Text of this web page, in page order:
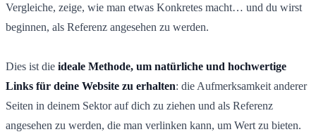
Vergleiche, zeige, wie man etwas Konkretes macht… und du wirst
beginnen, als Referenz angesehen zu werden.
Dies ist die ideale Methode, um natürliche und hochwertige
Links für deine Website zu erhalten: die Aufmerksamkeit anderer
Seiten in deinem Sektor auf dich zu ziehen und als Referenz
angesehen zu werden, die man verlinken kann, um Wert zu bieten.